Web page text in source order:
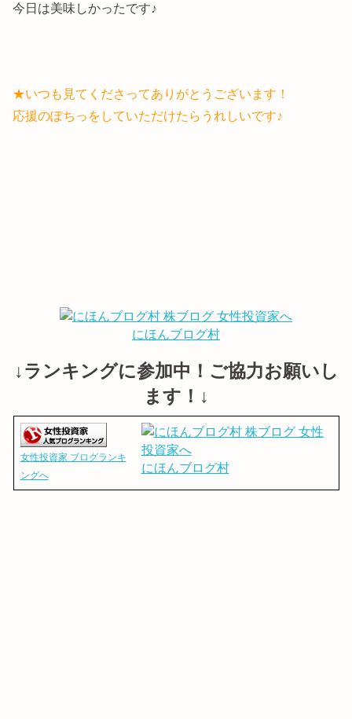
今日は美味しかったです♪
★いつも見てくださってありがとうございます！
応援のぽちっをしていただけたらうれしいです♪
にほんブログ村
↓ランキングに参加中！ご協力お願いし
ます！↓
女性投資家 ブログランキ
ングへ
にほんブログ村